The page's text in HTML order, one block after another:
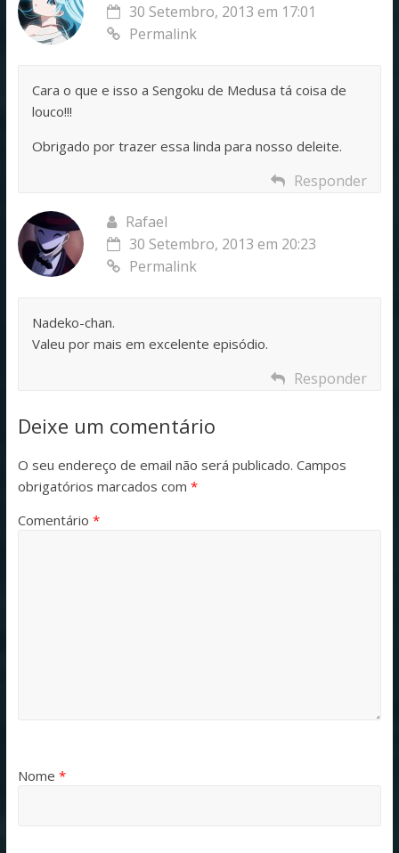
30 Setembro, 2013 em 17:01
Permalink
Cara o que e isso a Sengoku de Medusa tá coisa de
louco!!!
Obrigado por trazer essa linda para nosso deleite.
Responder
Rafael
30 Setembro, 2013 em 20:23
Permalink
Nadeko-chan.
Valeu por mais em excelente episódio.
Responder
Deixe um comentário
O seu endereço de email não será publicado. Campos
obrigatórios marcados com *
Comentário *
Nome *